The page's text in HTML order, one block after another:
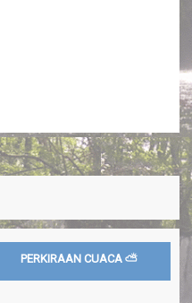
PERKIRAAN CUACA ⛅